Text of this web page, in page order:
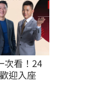
次看！24
迎入座